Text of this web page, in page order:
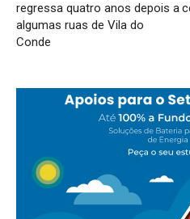
regressa quatro anos depois a
algumas ruas de Vila do
Conde